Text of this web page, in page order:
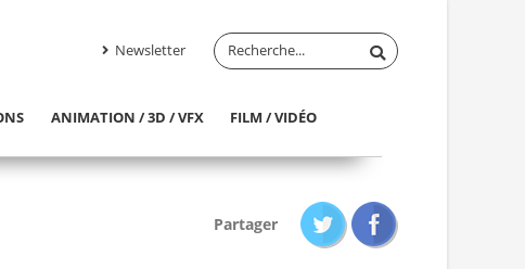
Newsletter
ANIMATION / 3D / VFX FILM / VIDÉO
Partager